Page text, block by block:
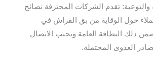
والتوعية: تقدم الشركات المحترفة نصائح
حول الوقاية من بق الفراش في
ذلك النظافة العامة وتجنب الاتصال
العدوى المحتملة.